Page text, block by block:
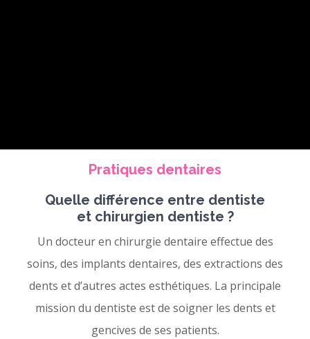
Pratiques dentaires
Quelle différence entre dentiste
et chirurgien dentiste ?
Un docteur en chirurgie dentaire effectue des
soins, des implants dentaires, des extractions des
dents et d’autres actes esthétiques. La principale
mission du dentiste est de soigner les dents et
gencives de ses patients.